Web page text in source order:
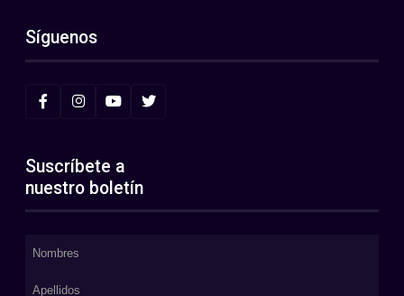
Síguenos
Suscríbete a
nuestro boletín